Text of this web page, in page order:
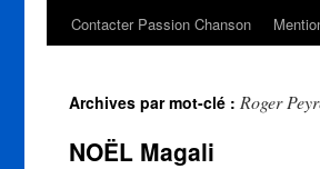
Contacter Passion Chanson
Archives par mot-clé : Roger
NOËL Magali